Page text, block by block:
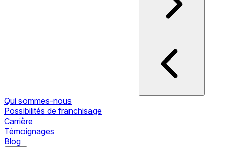
Qui sommes-nous
Possibilités de franchisage
Carrière
Témoignages
Blog